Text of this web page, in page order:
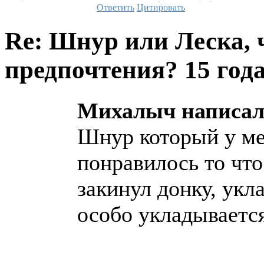
Ответить Цитировать
Re: Шнур или Леска,
предпочтения? 15
Михалыч
Шнур который у
понравилось то
закинул донку,
особо